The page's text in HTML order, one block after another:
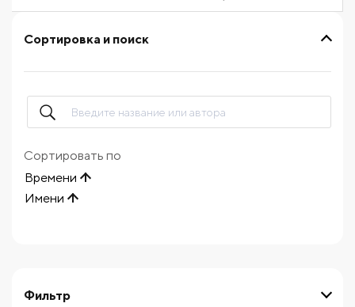
Фильтр
Сортировка и поиск
Сортировать по
Времени
Имени